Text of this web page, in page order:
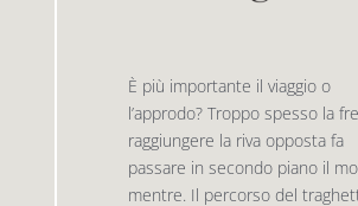
È più importante il viaggio o
l’approdo? Troppo spesso la
raggiungere la riva opposta fa
passare in secondo piano il
mentre. Il percorso del